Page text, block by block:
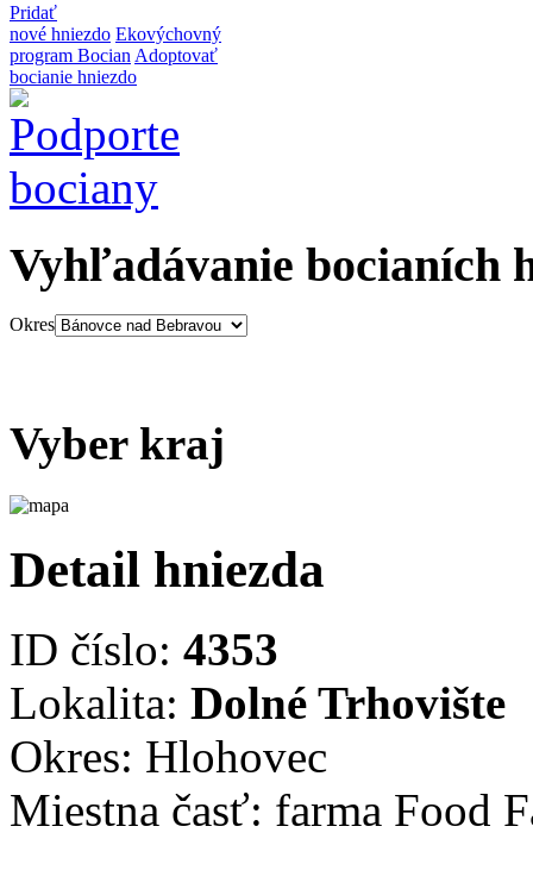
Pridať
nové hniezdo Ekovýchovný
program Bocian Adoptovať
bocianie hniezdo
Vyhľadávanie bocianích
Okres
Vyber kraj
Detail hniezda
ID číslo: 4353
Lokalita: Dolné Trhovište
Okres: Hlohovec
Miestna časť: farma Food